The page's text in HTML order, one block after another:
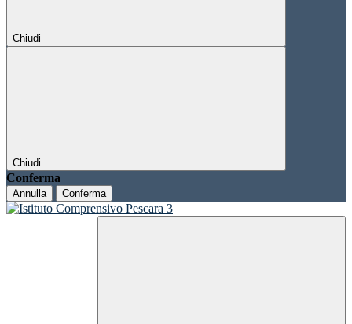
Chiudi
Chiudi
Conferma
Annulla Conferma